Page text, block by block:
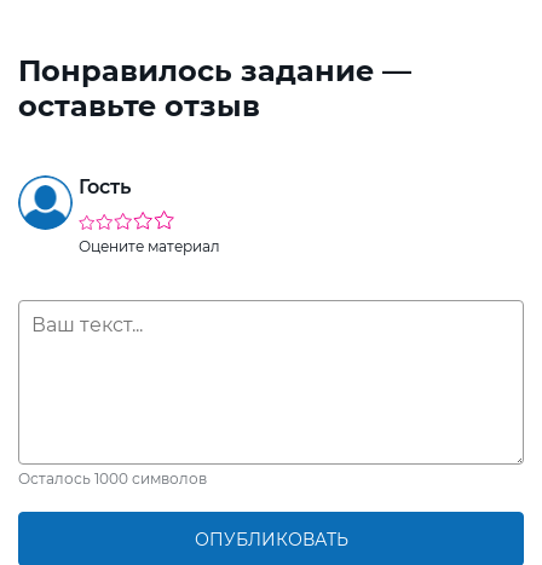
Понравилось задание —
оставьте отзыв
Гость
Оцените материал
Осталось 1000 символов
ОПУБЛИКОВАТЬ